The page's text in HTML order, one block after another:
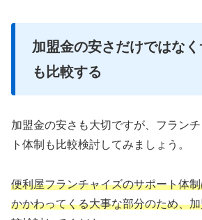
加盟金の安さだけではな
も比較する
加盟金の安さも大切ですが、フラン
ト体制も比較検討してみましょう。
便利屋フランチャイズのサポート体
かかわってくる大事な部分のため、